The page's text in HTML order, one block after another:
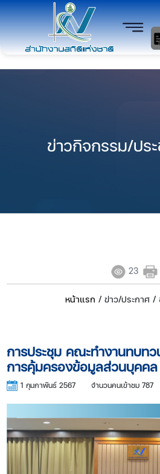
ข่าวกิจกรรม/ปร
23
หน้าแรก / ข่าว/ประกาศ /
การประชุม คณะทำงานทบท
การคุ้มครองข้อมูลส่วนบุคคล
1 กุมภาพันธ์ 2567 จำนวนคนเข้าชม 787